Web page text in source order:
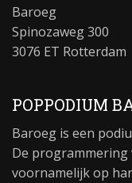
Baroeg
Spinozaweg 300
3076 ET Rotterdam
POPPODIUM
Baroeg is een
De programmering
voornamelijk op